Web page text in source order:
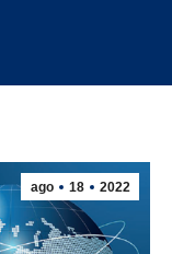
ago 18 2022